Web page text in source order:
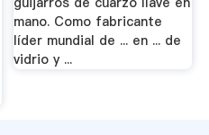
mano. Como fabricante
líder mundial de ... en ... de
vidrio y ...